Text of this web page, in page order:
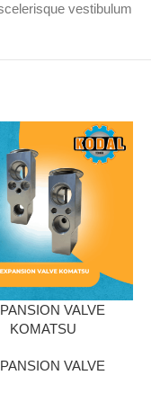
vestibulum
VALVE
KOMATSU
VALVE